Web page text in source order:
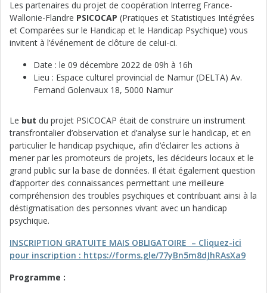
Les partenaires du projet de coopération Interreg France-
Wallonie-Flandre PSICOCAP (Pratiques et Statistiques Intégrées
et Comparées sur le Handicap et le Handicap Psychique) vous
invitent à l’événement de clôture de celui-ci.
Date : le 09 décembre 2022 de 09h à 16h
Lieu : Espace culturel provincial de Namur (DELTA) Av.
Fernand Golenvaux 18, 5000 Namur
Le but du projet PSICOCAP était de construire un instrument
transfrontalier d’observation et d’analyse sur le handicap, et en
particulier le handicap psychique, afin d’éclairer les actions à
mener par les promoteurs de projets, les décideurs locaux et le
grand public sur la base de données. Il était également question
d’apporter des connaissances permettant une meilleure
compréhension des troubles psychiques et contribuant ainsi à la
déstigmatisation des personnes vivant avec un handicap
psychique.
INSCRIPTION GRATUITE MAIS OBLIGATOIRE – Cliquez-ici
pour inscription : https://forms.gle/77yBn5m8dJhRAsXa9
Programme :